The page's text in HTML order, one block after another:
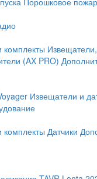
комплекты
(AX PRO)
Извещатели и
комплекты Датчики